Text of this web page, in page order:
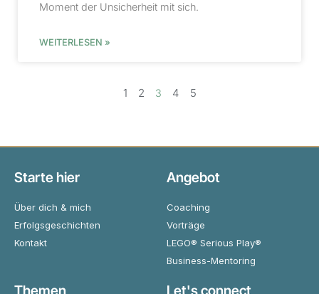
Moment der Unsicherheit mit sich.
WEITERLESEN »
1 2 3 4 5
Starte hier
Über dich & mich
Erfolgsgeschichten
Kontakt
Angebot
Coaching
Vorträge
LEGO® Serious Play®
Business-Mentoring
Themen Let's connect